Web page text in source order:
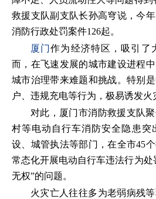
救援支队副支队长孙高穹说，今
消防行政处罚案件126起。
厦门作为经济特区，吸引了
而，在飞速发展的城市建设进程
城市治理带来难题和挑战。特别
户、违规充电等行为，极易诱发火
对此，厦门市消防救援支队
村等电动自行车消防安全隐患突
设、城管执法等部门，在全市45
常态化开展电动自行车违法行为
无权”的问题。
火灾亡人往往多为老弱病残